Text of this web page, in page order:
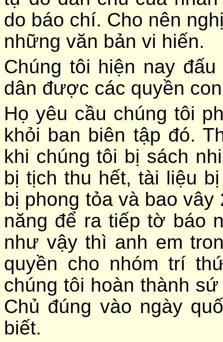
do báo chí. Cho nên
những văn bản vi hiến.
Chúng tôi hiện nay
dân được các quyền
Họ yêu cầu chúng tôi
khỏi ban biên tập đó.
khi chúng tôi bị sách
bị tịch thu hết, tài liệu
bị phong tỏa và bao
năng để ra tiếp tờ báo
như vậy thì anh em
quyền cho nhóm trí
chúng tôi hoàn thành
Chủ đúng vào ngày
biết.